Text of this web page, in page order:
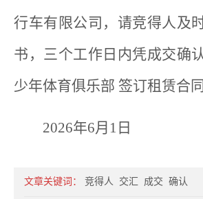
行车有限公司，请竞得人及
书，三个工作日内凭成交确
少年体育俱乐部 签订租赁合
2026年6月1日
文章关键词： 竞得人 交汇 成交 确认